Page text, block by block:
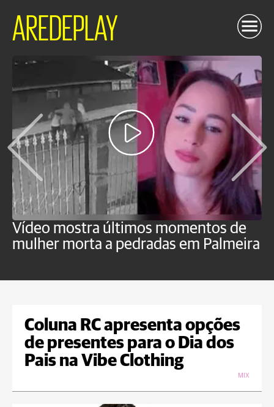
AREDEPLAY
Vídeo mostra últimos momentos de
mulher morta a pedradas em Palmeira
Coluna RC apresenta opções
de presentes para o Dia dos
Pais na Vibe Clothing
MIX